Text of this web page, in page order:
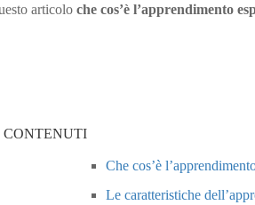
articolo che cos’è l’apprendimento
Che cos’è
Le caratteristiche